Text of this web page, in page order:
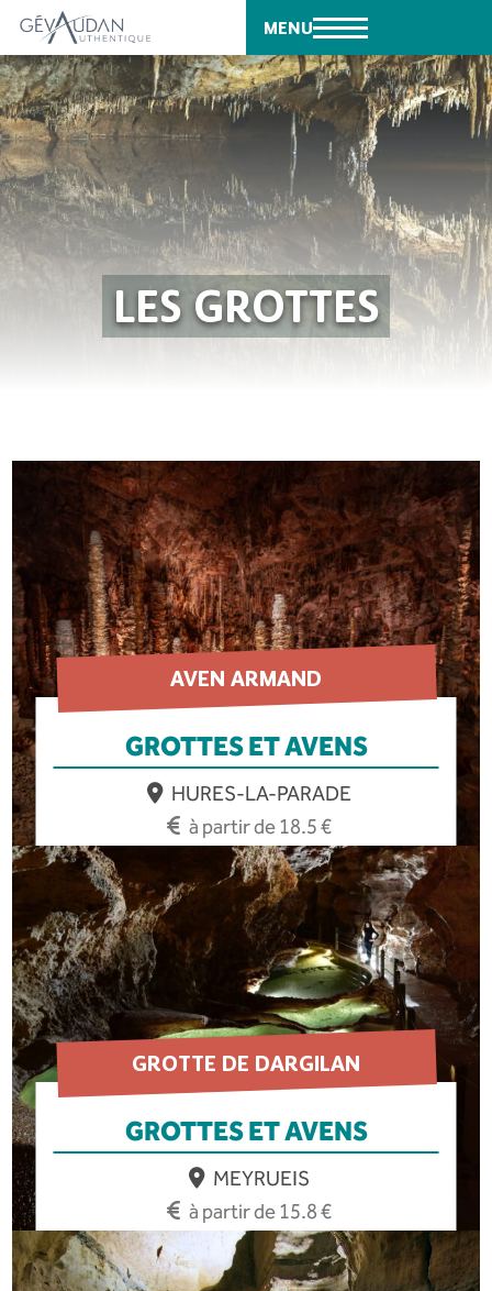
MENU
LES GROTTES
AVEN ARMAND
GROTTES ET AVENS
HURES-LA-PARADE
à partir de 18.5 €
EN SAVOIR PLUS
GROTTE DE DARGILAN
GROTTES ET AVENS
MEYRUEIS
à partir de 15.8 €
EN SAVOIR PLUS